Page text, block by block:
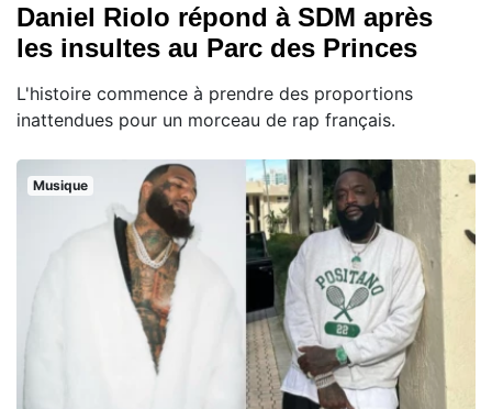
Daniel Riolo répond à SDM après
les insultes au Parc des Princes
L'histoire commence à prendre des proportions
inattendues pour un morceau de rap français.
Musique